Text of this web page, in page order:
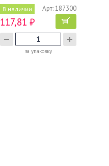
[6…
В наличии Арт: 187300
117,81 ₽
за упаковку